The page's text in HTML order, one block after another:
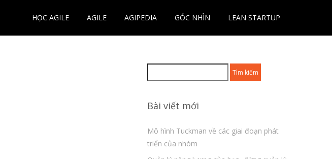
HỌC AGILE AGILE AGIPEDIA GÓC NHÌN LEAN STARTUP
kiếm
Bài viết mới
Mô hình Tuckman về các giai đoạn phát
triển của nhóm